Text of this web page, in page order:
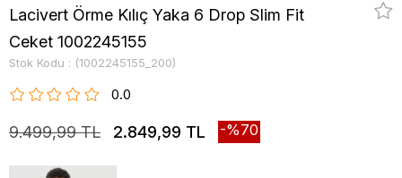
Lacivert Örme Kılıç Yaka 6 Drop Slim Fit
Ceket 1002245155
Stok Kodu (1002245155_200)
0.0
9.499,99 TL 2.849,99 TL 70